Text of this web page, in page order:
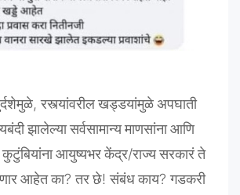
,रस्त्यांवरीलखड्डयांमुळेअपघाती
झालेल्यासर्वसामान्यमाणसांनाआणि
कुटुंबियांनाआयुष्यभरकेंद्र/राज्यसरकारंते
आहेतका?तरछे!संबंधकाय?गडकरी